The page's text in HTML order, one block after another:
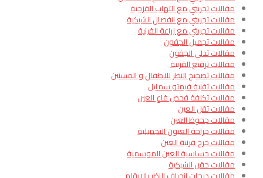
مقالات تجربتي مع التهاب القزحية
مقالات تجربتي مع انفصال الشبكية
مقالات تجربتي مع زراعة القرنية
مقالات تجميل الجفون
مقالات تدلي الجفون
مقالات ترقيع القرنية
مقالات تصحيح النظر للاطفال و المسنين
مقالات تقنية فيمتو سمايل
مقالات تكلفة فحص قاع العين
مقالات ثقل العين
مقالات جحوظ العين
مقالات جراحة العيون التجميلية
مقالات جرح قرنية العين
مقالات حساسية العين الموسمية
مقالات حقن الشبكية